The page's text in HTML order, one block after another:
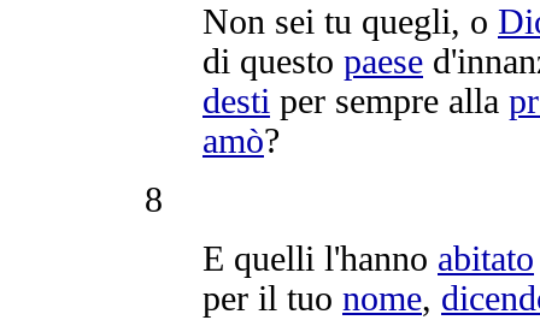
Non sei tu quegli, o
di questo paese
desti per sempre alla
amò?
8
E quelli l'hanno abitato
per il tuo nome,